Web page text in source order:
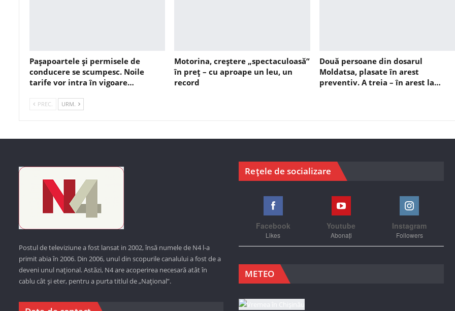
Pașapoartele și permisele de
conducere se scumpesc. Noile
tarife vor intra în vigoare…
Motorina, creștere „spectaculoasă”
în preț – cu aproape un leu, un
record
Două persoane din dosarul
Moldatsa, plasate în arest
preventiv. A treia – în arest la…
PREC. URM.
Postul de televiziune a fost lansat in 2002, însă numele de N4 l-a
primit abia în 2006. Din 2006, unul din scopurile canalului a fost de a
deveni unul național. Astăzi, N4 are acoperirea necesară atât în
cablu cât și eter, pentru a purta titlul de „Național”.
Rețele de socializare
Facebook
Likes
Youtube
Abonați
Instagram
Followers
METEO